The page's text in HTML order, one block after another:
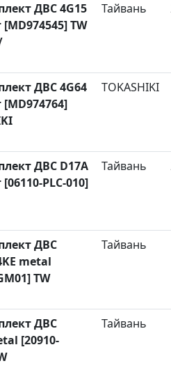
ДВС 4G15
TW
Тайвань
ДВС 4G64
TOKASHIKI
ДВС D17A
PLC-010]
Тайвань
ДВС
metal
TW
Тайвань
ДВС
[20910-
Тайвань